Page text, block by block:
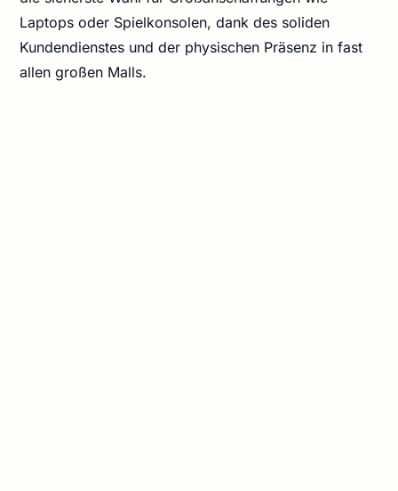
Laptops oder Spielkonsolen, dank des soliden
Kundendienstes und der physischen Präsenz in fast
allen großen Malls.